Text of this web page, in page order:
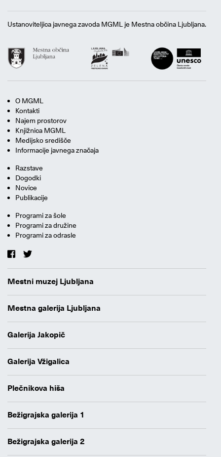
Ustanoviteljica javnega zavoda MGML je Mestna občina Ljubljana.
O MGML
Kontakti
Najem prostorov
Knjižnica MGML
Medijsko središče
Informacije javnega značaja
Razstave
Dogodki
Novice
Publikacije
Programi za šole
Programi za družine
Programi za odrasle
Mestni muzej Ljubljana
Mestna galerija Ljubljana
Galerija Jakopič
Galerija Vžigalica
Plečnikova hiša
Bežigrajska galerija 1
Bežigrajska galerija 2